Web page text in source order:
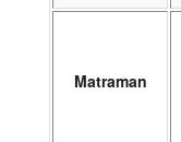
Matraman